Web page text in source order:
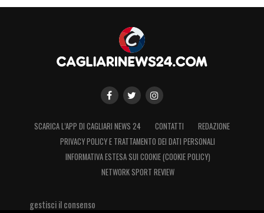
SCARICA L’APP DI CAGLIARI NEWS 24 CONTATTI
REDAZIONE
PRIVACY POLICY E TRATTAMENTO DEI DATI PERSONALI
INFORMATIVA ESTESA SUI COOKIE (COOKIE POLICY)
NETWORK SPORT REVIEW
gestisci il consenso